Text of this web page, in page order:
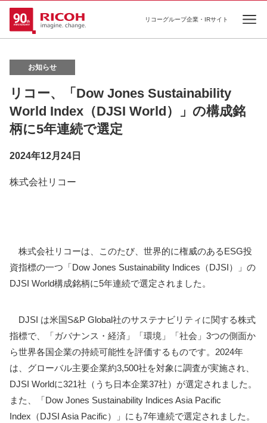
リコーグループ企業・IRサイト
お知らせ
リコー、「Dow Jones Sustainability
World Index（DJSI World）」の構成銘
柄に5年連続で選定
2024年12月24日
株式会社リコー
株式会社リコーは、このたび、世界的に権威のあるESG投
資指標の一つ「Dow Jones Sustainability Indices（DJSI）」の
DJSI World構成銘柄に5年連続で選定されました。
DJSI は米国S&P Global社のサステナビリティに関する株式
指標で、「ガバナンス・経済」「環境」「社会」3つの側面か
ら世界各国企業の持続可能性を評価するものです。2024年
は、グローバル主要企業約3,500社を対象に調査が実施され、
DJSI Worldに321社（うち日本企業37社）が選定されました。
また、「Dow Jones Sustainability Indices Asia Pacific
Index（DJSI Asia Pacific）」にも7年連続で選定されました。